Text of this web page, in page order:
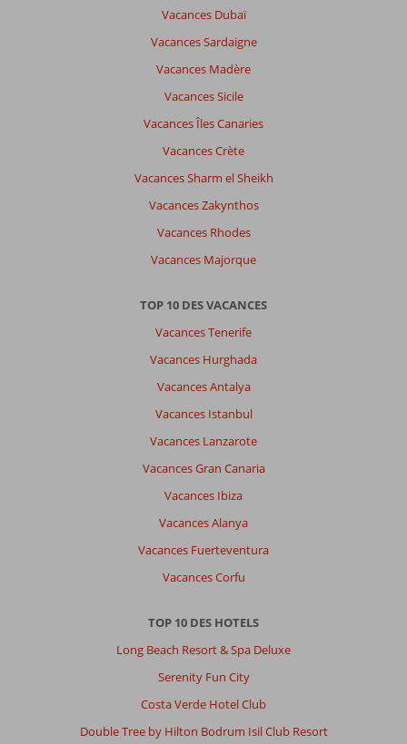
Vacances Dubaï
Vacances Sardaigne
Vacances Madère
Vacances Sicile
Vacances Îles Canaries
Vacances Crète
Vacances Sharm el Sheikh
Vacances Zakynthos
Vacances Rhodes
Vacances Majorque
TOP 10 DES VACANCES
Vacances Tenerife
Vacances Hurghada
Vacances Antalya
Vacances Istanbul
Vacances Lanzarote
Vacances Gran Canaria
Vacances Ibiza
Vacances Alanya
Vacances Fuerteventura
Vacances Corfu
TOP 10 DES HOTELS
Long Beach Resort & Spa Deluxe
Serenity Fun City
Costa Verde Hotel Club
Double Tree by Hilton Bodrum Isil Club Resort